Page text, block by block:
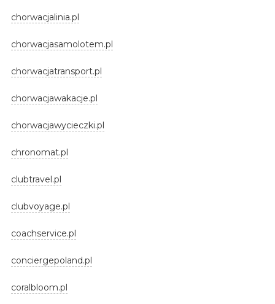
chorwacjalinia.pl
chorwacjasamolotem.pl
chorwacjatransport.pl
chorwacjawakacje.pl
chorwacjawycieczki.pl
chronomat.pl
clubtravel.pl
clubvoyage.pl
coachservice.pl
conciergepoland.pl
coralbloom.pl